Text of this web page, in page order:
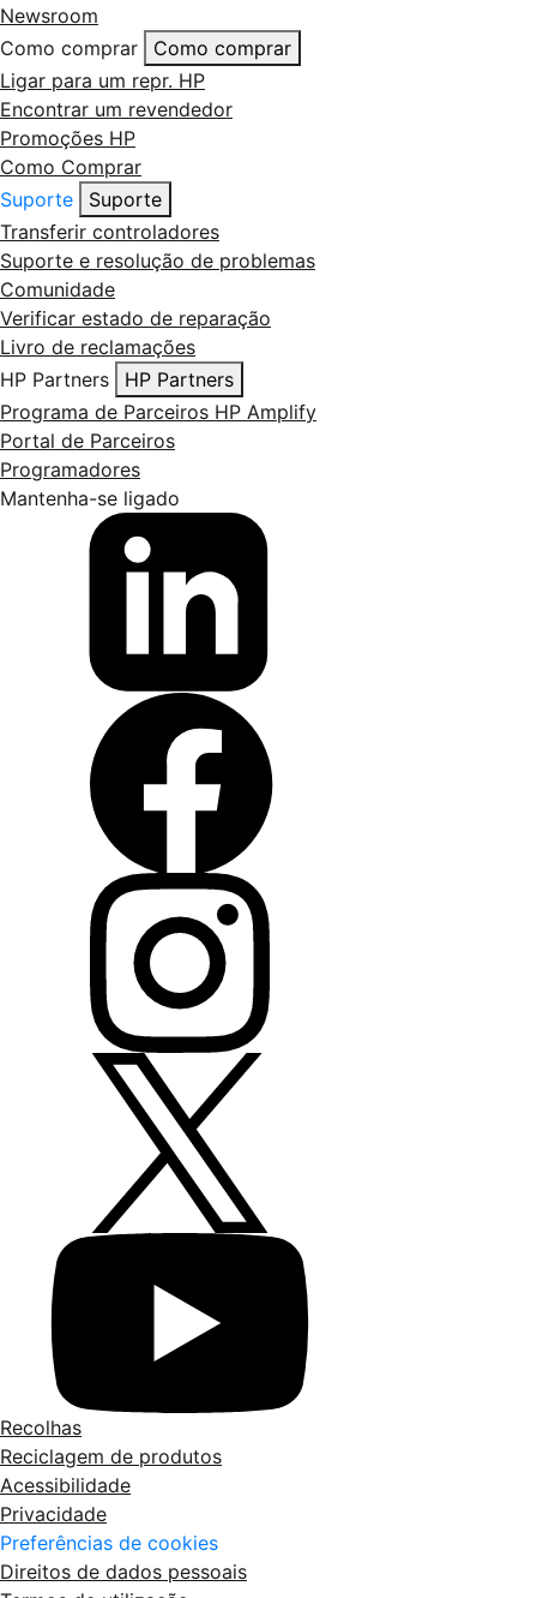
Newsroom
Como comprar
Como comprar
Ligar para um repr. HP
Encontrar um revendedor
Promoções HP
Como Comprar
Suporte
Suporte
Transferir controladores
Suporte e resolução de problemas
Comunidade
Verificar estado de reparação
Livro de reclamações
HP Partners
HP Partners
Programa de Parceiros HP Amplify
Portal de Parceiros
Programadores
Mantenha-se ligado
Recolhas
Reciclagem de produtos
Acessibilidade
Privacidade
Preferências de cookies
Direitos de dados pessoais